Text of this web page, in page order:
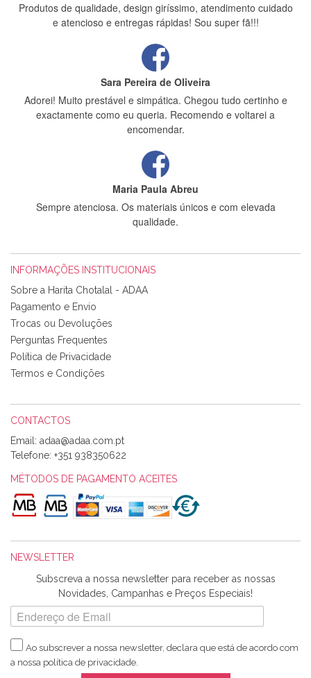
Produtos de qualidade, design giríssimo, atendimento cuidado
e atencioso e entregas rápidas! Sou super fã!!!
Sara Pereira de Oliveira
Adorei! Muito prestável e simpática. Chegou tudo certinho e
exactamente como eu queria. Recomendo e voltarei a
encomendar.
Maria Paula Abreu
Sempre atenciosa. Os materiais únicos e com elevada
qualidade.
Tudo chegou em condições, pois os produtos vieram muito
bem acondicionados. Estou plenamente satisfeita com os
produtos adquiridos. Relativamente à bolsa, tem um tecido
com um padrão e cores muito bonitas e a execução está
perfeitíssima. Futuramente penso voltar a comprar na vossa
loja, têm excelentes artigos a um preço muito justo. A
Alexandra Morais
Olá boa Noite. Os meus tecidos chegaram hoje. Muito
obrigada pelo miminho que dá um jeitaço pras minhas linhas
de bordar e não sei o que pões nos tecidos, mas que cheiram
maravilhosamente ... cheiram! :) Muito Obrigada.
Harita a minha encomenda já chegou. :) Muito obrigada pela
rapidez no envio, pela qualidade dos materiais que me
enviaste e pela simpatia de sempre. :)
Catarina Amaro
INFORMAÇÕES INSTITUCIONAIS
Sobre a Harita Chotalal - ADAA
Pagamento e Envio
Trocas ou Devoluções
Perguntas Frequentes
Política de Privacidade
Termos e Condições
CONTACTOS
Email:
Telefone: +351 938350622
MÉTODOS DE PAGAMENTO ACEITES
NEWSLETTER
Subscreva a nossa newsletter para receber as nossas
Novidades, Campanhas e Preços Especiais!
Ao subscrever a nossa newsletter, declara que está de acordo com
a nossa política de privacidade.